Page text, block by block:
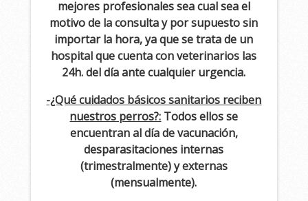
mejores profesionales sea cual sea el
motivo de la consulta y por supuesto sin
importar la hora, ya que se trata de un
hospital que cuenta con veterinarios las
24h. del día ante cualquier urgencia.
-¿Qué cuidados básicos sanitarios reciben
nuestros perros?: Todos ellos se
encuentran al día de vacunación,
desparasitaciones internas
(trimestralmente) y externas
(mensualmente).